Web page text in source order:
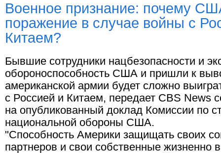
Военное признание: почему
поражение в случае войны с
Китаем?
Бывшие сотрудники нацбезопасности и
обороноспособность США и пришли к
американской армии будет сложно
с Россией и Китаем, передает CBS News
на опубликованный доклад Комиссии по
национальной обороны США.
"Способность Америки защищать своих
партнеров и свои собственные жизненно